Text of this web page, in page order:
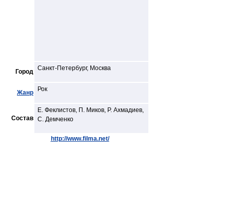
Город Санкт-Петербург, Москва
Жанр Рок
Состав
E. Феклистов, П. Миков, Р. Ахмадиев,
С. Демченко
http://www.filma.net/